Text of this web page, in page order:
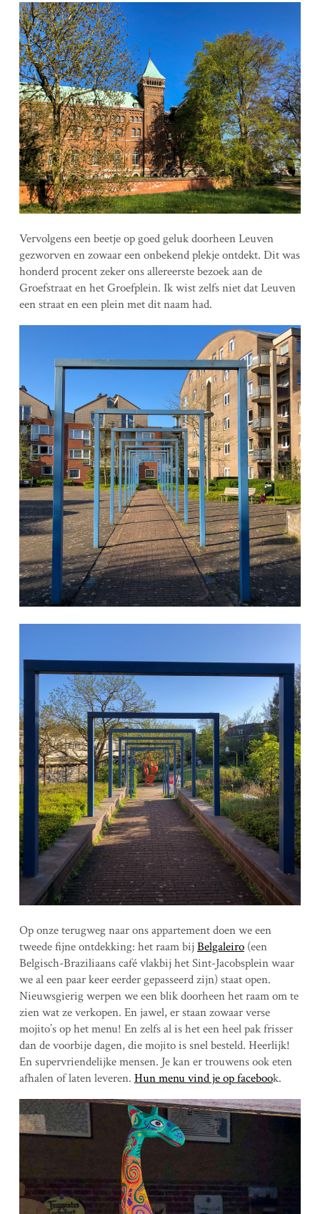
Vervolgens een beetje op goed geluk doorheen Leuven
gezworven en zowaar een onbekend plekje ontdekt. Dit was
honderd procent zeker ons allereerste bezoek aan de
Groefstraat en het Groefplein. Ik wist zelfs niet dat Leuven
een straat en een plein met dit naam had.
Op onze terugweg naar ons appartement doen we een
tweede fijne ontdekking: het raam bijBelgaleiro(een
Belgisch-Braziliaans café vlakbij het Sint-Jacobsplein waar
we al een paar keer eerder gepasseerd zijn) staat open.
Nieuwsgierig werpen we een blik doorheen het raam om te
zien wat ze verkopen. En jawel, er staan zowaar verse
mojito’s op het menu! En zelfs al is het een heel pak frisser
dan de voorbije dagen, die mojito is snel besteld. Heerlijk!
En supervriendelijke mensen. Je kan er trouwens ook eten
afhalen of laten leveren. Hun menu vind je op facebook.